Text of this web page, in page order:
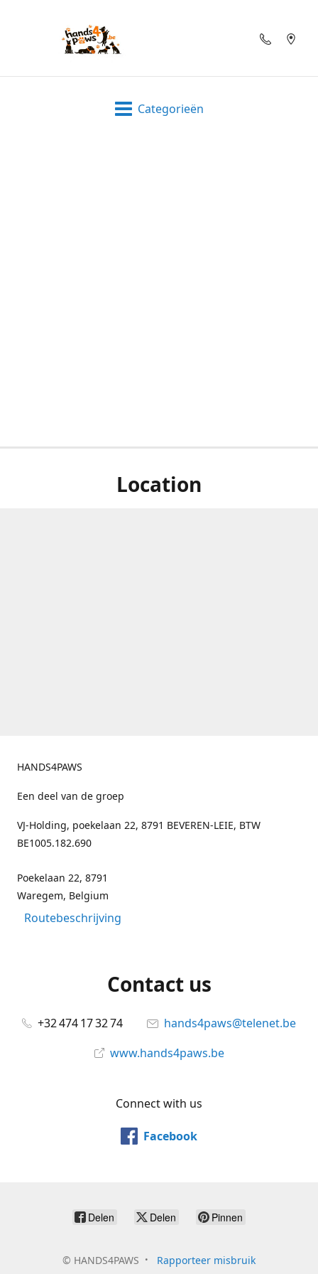
Categorieën
Location
HANDS4PAWS
Een deel van de groep
VJ-Holding, poekelaan 22, 8791 BEVEREN-LEIE, BTW
BE1005.182.690
Poekelaan 22, 8791
Waregem, Belgium
Routebeschrijving
Contact us
+32 474 17 32 74
hands4paws@telenet.be
www.hands4paws.be
Connect with us
Facebook
Delen Delen Pinnen
© HANDS4PAWS Rapporteer misbruik